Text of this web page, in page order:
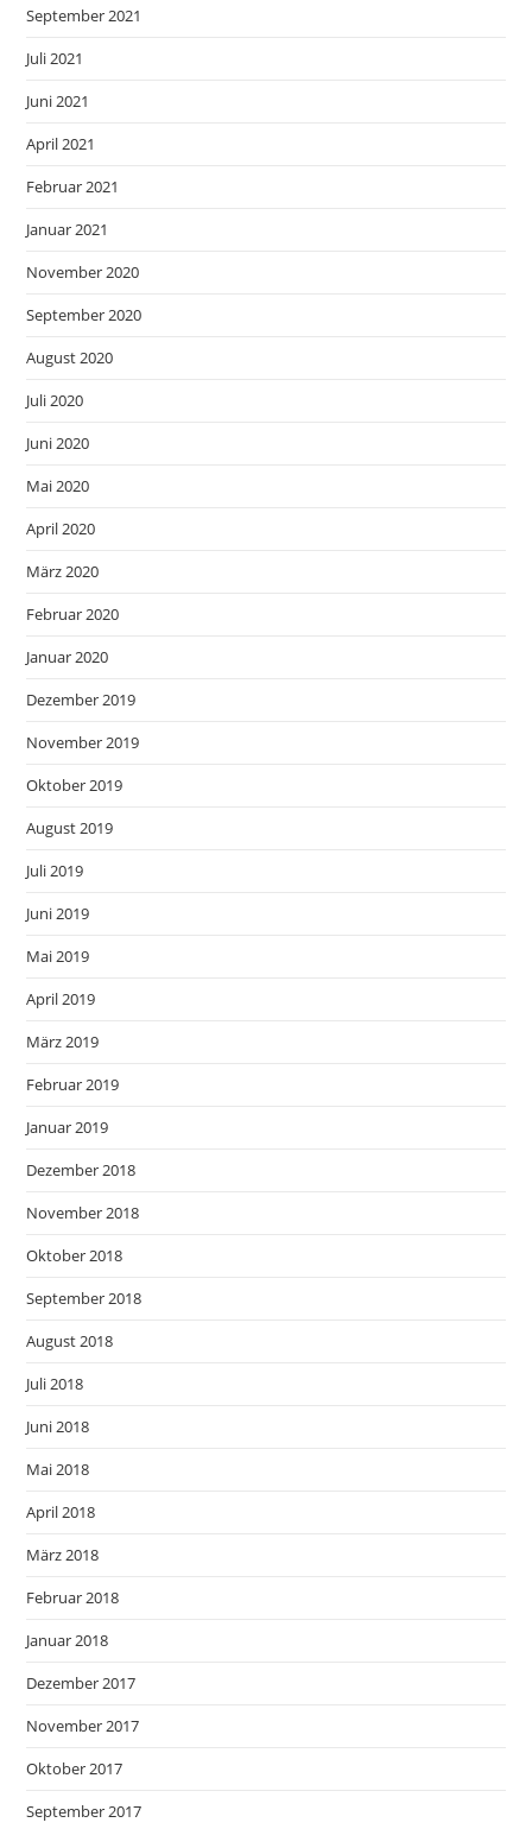
September 2021
Juli 2021
Juni 2021
April 2021
Februar 2021
Januar 2021
November 2020
September 2020
August 2020
Juli 2020
Juni 2020
Mai 2020
April 2020
März 2020
Februar 2020
Januar 2020
Dezember 2019
November 2019
Oktober 2019
August 2019
Juli 2019
Juni 2019
Mai 2019
April 2019
März 2019
Februar 2019
Januar 2019
Dezember 2018
November 2018
Oktober 2018
September 2018
August 2018
Juli 2018
Juni 2018
Mai 2018
April 2018
März 2018
Februar 2018
Januar 2018
Dezember 2017
November 2017
Oktober 2017
September 2017